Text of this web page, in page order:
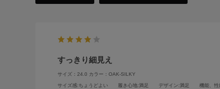
すっきり細見え
サイズ：24.0 カラー：OAK-SILKY
サイズ感:ちょうどよい 履き心地:満足 デザイン:満足 機能、性